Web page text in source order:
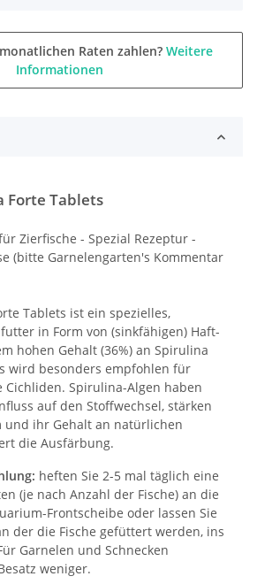
Raten zahlen? Weitere
Informationen
Forte Tablets
Zierfische - Spezial Rezeptur -
(bitte Garnelengarten's Kommentar
Tablets ist ein spezielles,
in Form von (sinkfähigen) Haft-
hohen Gehalt (36%) an Spirulina
wird besonders empfohlen für
Cichliden. Spirulina-Algen haben
auf den Stoffwechsel, stärken
und ihr Gehalt an natürlichen
die Ausfärbung.
heften Sie 2-5 mal täglich eine
(je nach Anzahl der Fische) an die
Frontscheibe oder lassen Sie
der die Fische gefüttert werden, ins
Garnelen und Schnecken
weniger.